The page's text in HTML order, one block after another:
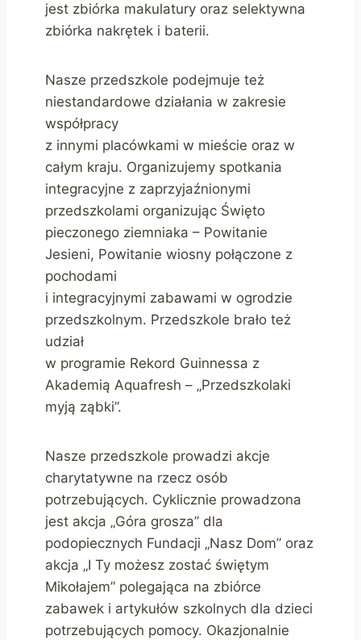
jest zbiórka makulatury oraz selektywna
zbiórka nakrętek i baterii.
Nasze przedszkole podejmuje też
niestandardowe działania w zakresie
współpracy
z innymi placówkami w mieście oraz w
całym kraju. Organizujemy spotkania
integracyjne z zaprzyjaźnionymi
przedszkolami organizując Święto
pieczonego ziemniaka – Powitanie
Jesieni, Powitanie wiosny połączone z
pochodami
i integracyjnymi zabawami w ogrodzie
przedszkolnym. Przedszkole brało też
udział
w programie Rekord Guinnessa z
Akademią Aquafresh – „Przedszkolaki
myją ząbki”.
Nasze przedszkole prowadzi akcje
charytatywne na rzecz osób
potrzebujących. Cyklicznie prowadzona
jest akcja „Góra grosza” dla
podopiecznych Fundacji „Nasz Dom” oraz
akcja „I Ty możesz zostać świętym
Mikołajem” polegająca na zbiórce
zabawek i artykułów szkolnych dla dzieci
potrzebujących pomocy. Okazjonalnie